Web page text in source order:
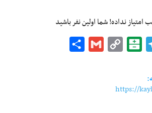
نداده! شما اولین نفر باشید
Telegram
Balatarin
Copy
Gmail
https://